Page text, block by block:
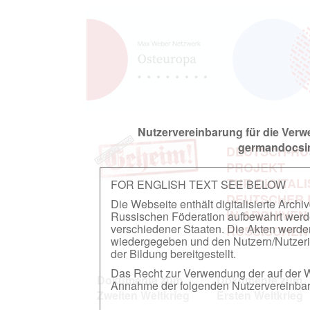
Nutzervereinbarung für die
FOR ENGLISH TEXT SEE BELOW
Die Webseite enthält digitalisierte
Russischen Föderation aufbewahrt
verschiedener Staaten. Die Akten
wiedergegeben und den Nutzern/
der Bildung bereitgestellt.
Das Recht zur Verwendung der auf der
Annahme der folgenden
DEUTSCH-
PROJEKT
ZUR
DEUTSCHER
IN
Dokumente zum
Zweiten Weltkrieg
Dokumente zum
Ersten Weltkrieg